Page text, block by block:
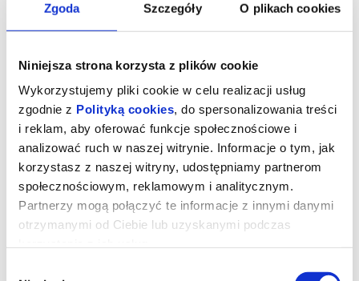
Zgoda Szczegóły O plikach cookies
Niniejsza strona korzysta z plików cookie
Wykorzystujemy pliki cookie w celu realizacji usług
zgodnie z Polityką cookies, do spersonalizowania treści
i reklam, aby oferować funkcje społecznościowe i
analizować ruch w naszej witrynie. Informacje o tym, jak
korzystasz z naszej witryny, udostępniamy partnerom
społecznościowym, reklamowym i analitycznym.
Partnerzy mogą połączyć te informacje z innymi danymi
otrzymanymi od Ciebie lub uzyskanymi podczas
Niesamowite przygody skarpetek 3.
Ale kosmos!
KINO PRZEDSZKOLAKA
powracają do kin z nowymi przygodami. Zagadka
kosmos to dopiero początek! Czy skarpetka może zostać